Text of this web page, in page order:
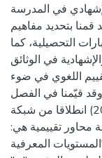
في المدرسة
بعد إصلاح سنة2003، وقد قمنا بتحديد مفاهيم
التحصيلية، كما
في الوثائق
اللغوي في ضوء
وقد قيّمنا في الفصل
التطبيقي اختبارات اللغة العربية (2007 /2018) انطلاقا من شبكة
محاور تقييمية هي:
المعرفية